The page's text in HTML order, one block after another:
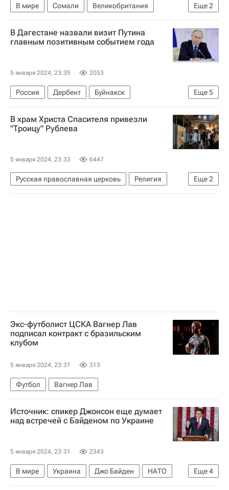
Еще2
В мире Сомали
Великобритания
ВМС Индии
Boeing P-8 Poseidon
В Дагестане назвали визит Путина
главным позитивным событием года
5 января 2024, 23:35 2053
Еще5
Россия Дербент
Буйнакск
Владимир Путин
Расул Гамзатов
Валентина Матвиенко
Совет Федерации РФ
В храм Христа Спасителя привезли
"Троицу" Рублева
5 января 2024, 23:33 6447
Еще2
Русская православная церковь
Религия
Москва
Экс-футболист ЦСКА Вагнер Лав
подписал контракт с бразильским
клубом
5 января 2024, 23:31 313
Футбол Вагнер Лав
Источник: спикер Джонсон еще думает
над встречей с Байденом по Украине
5 января 2024, 23:31 2343
Еще4
В мире Украина Джо Байден
НАТО
Россия
США Майк Джонсон